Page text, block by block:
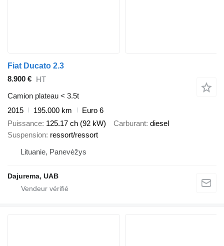
Fiat Ducato 2.3
8.900 € HT
Camion plateau < 3.5t
2015
195.000 km
Euro 6
Puissance 125.17 ch (92 kW) Carburant diesel
Suspension ressort/ressort
Lituanie, Panevėžys
Dajurema, UAB